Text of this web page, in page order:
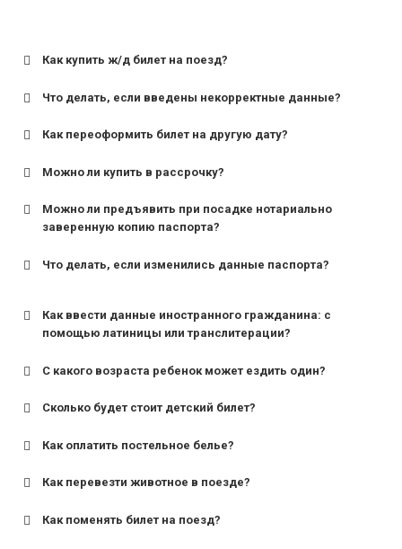
Как купить ж/д билет на поезд?
Что делать, если введены некорректные данные?
Как переоформить билет на другую дату?
Можно ли купить в рассрочку?
Можно ли предъявить при посадке нотариально
заверенную копию паспорта?
Что делать, если изменились данные паспорта?
Как ввести данные иностранного гражданина: с
помощью латиницы или транслитерации?
С какого возраста ребенок может ездить один?
для поездов дальнего следования — от 10 лет и
для пригородных поездов — от 7 лет.
Сколько будет стоит детский билет?
Как оплатить постельное белье?
Как перевезти животное в поезде?
Как поменять билет на поезд?